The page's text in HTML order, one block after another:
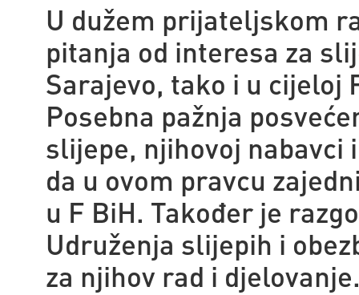
U dužem prijateljskom
pitanja od interesa za
Sarajevo, tako i u cijeloj
Posebna pažnja
slijepe, njihovoj nabavci
da u ovom pravcu
u F BiH. Također je
Udruženja slijepih i
za njihov rad i